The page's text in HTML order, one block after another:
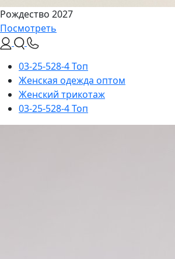
Рождество 2027
Посмотреть
03-25-528-4 Топ
Женская одежда оптом
Женский трикотаж
03-25-528-4 Топ